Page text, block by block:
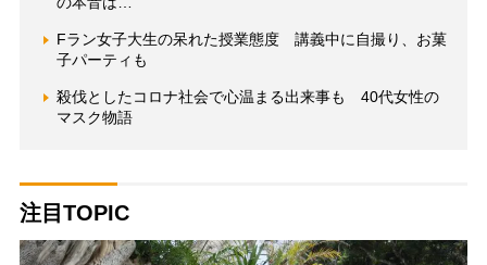
Fラン女子大生の呆れた授業態度 講義中に自撮り、お菓
子パーティも
殺伐としたコロナ社会で心温まる出来事も 40代女性の
マスク物語
注目TOPIC